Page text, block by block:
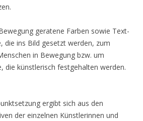
geratene Farben sowie Text-
die ins Bild gesetzt werden, zum
in Bewegung bzw. um
die künstlerisch festgehalten werden.
ergibt sich aus den
der einzelnen Künstlerinnen und